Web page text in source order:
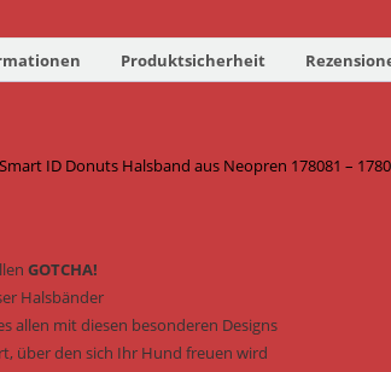
Halsband
Neopren
178081
/
Produktsicherheit
ID Donuts Halsband aus Neopren 178081 –
GOTCHA!
Halsbänder
allen mit diesen besonderen Designs
über den sich Ihr Hund freuen wird